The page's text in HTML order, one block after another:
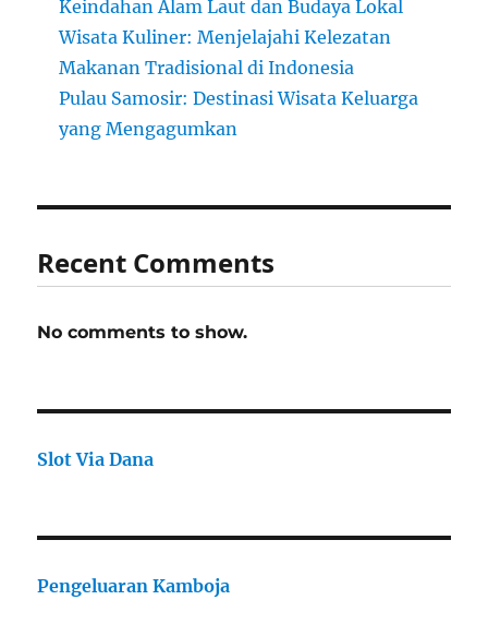
Keindahan Alam Laut dan Budaya Lokal
Wisata Kuliner: Menjelajahi Kelezatan
Makanan Tradisional di Indonesia
Pulau Samosir: Destinasi Wisata Keluarga
yang Mengagumkan
Recent Comments
No comments to show.
Slot Via Dana
Pengeluaran Kamboja